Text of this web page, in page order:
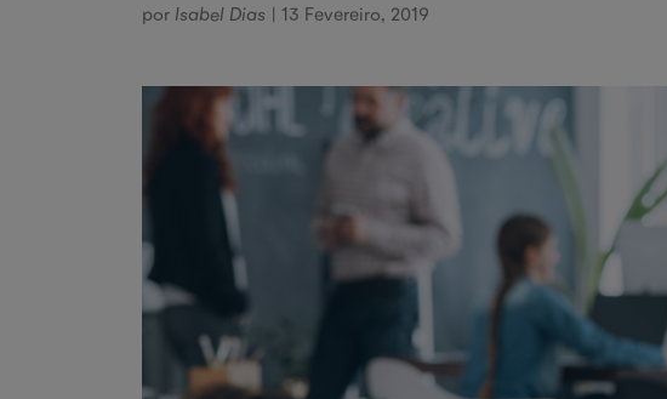
por Isabel Dias | 13 Fevereiro, 2019